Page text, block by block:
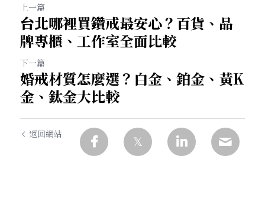
上一篇
台北哪裡買鑽戒最安心？百貨、品
牌專櫃、工作室全面比較
下一篇
婚戒材質怎麼選？白金、鉑金、黃K
金、鈦金大比較
返回網站